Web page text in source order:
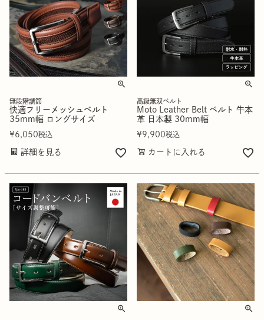
無段階調節
快適フリーメッシュベルト
35mm幅 ロングサイズ
¥6,050税込
詳細を見る
高級無双ベルト
Moto Leather Belt ベルト 牛本
革 日本製 30mm幅
¥9,900税込
カートに入れる